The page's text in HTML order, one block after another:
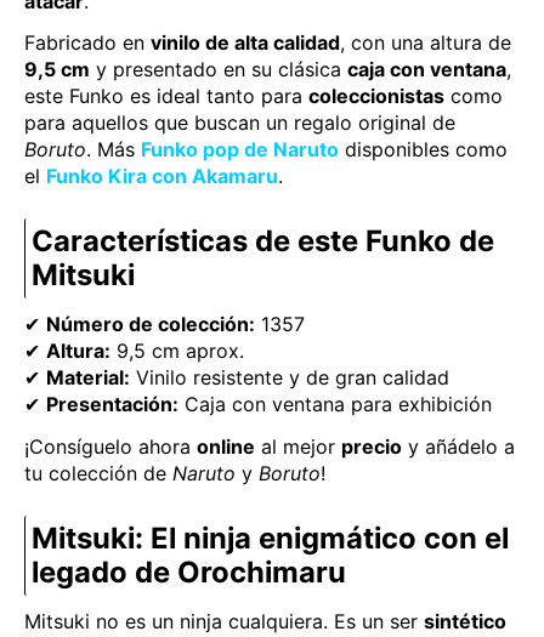
Fabricado en vinilo de alta calidad, con una altura de
9,5 cm y presentado en su clásica caja con ventana,
este Funko es ideal tanto para coleccionistas como
para aquellos que buscan un regalo original de
Boruto. Más Funko pop de Naruto disponibles como
el Funko Kira con Akamaru.
Características de este Funko de
Mitsuki
✔ Número de colección: 1357
✔ Altura: 9,5 cm aprox.
✔ Material: Vinilo resistente y de gran calidad
✔ Presentación: Caja con ventana para exhibición
¡Consíguelo ahora online al mejor precio y añádelo a
tu colección de Naruto y Boruto!
Mitsuki: El ninja enigmático con el
legado de Orochimaru
Mitsuki no es un ninja cualquiera. Es un ser sintético